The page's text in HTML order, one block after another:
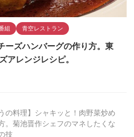
組 青空レストラン
ーズハンバーグの作り方。東
アレンジレシピ。
の料理】シャキッと！肉野菜炒め
。菊池晋作シェフのマネしたくな
技